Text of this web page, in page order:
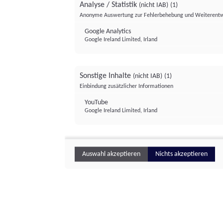
Analyse / Statistik (nicht IAB) (1)
Anonyme Auswertung zur Fehlerbehebung und
Google Analytics
Google Ireland Limited, Irland
Sonstige Inhalte (nicht IAB) (1)
Einbindung zusätzlicher Informationen
YouTube
Google Ireland Limited, Irland
Auswahl akzeptieren Nichts akzeptieren